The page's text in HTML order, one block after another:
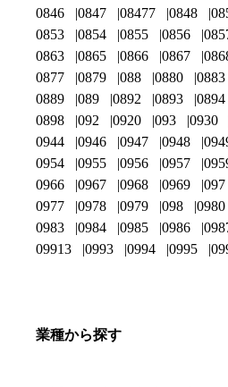
0846
0847 08477 0848
0853
0854 0855 0856
0863
0865 0866 0867
0877
0879 088 0880 0883
0889
089 0892 0893 0894
0898
092 0920 093 0930
0944
0946 0947 0948
0954
0955 0956 0957
0966
0967 0968 0969 097
0977
0978 0979 098 0980
0983
0984 0985 0986
09913
0993 0994 0995
業種から探す